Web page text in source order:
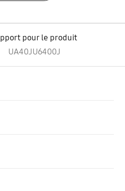
pour le produit
UA40JU6400J